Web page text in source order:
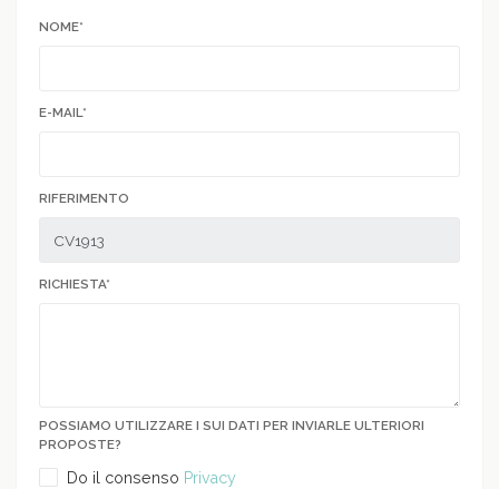
NOME*
E-MAIL*
RIFERIMENTO
RICHIESTA*
POSSIAMO UTILIZZARE I SUI DATI PER INVIARLE ULTERIORI
PROPOSTE?
Do il consenso Privacy